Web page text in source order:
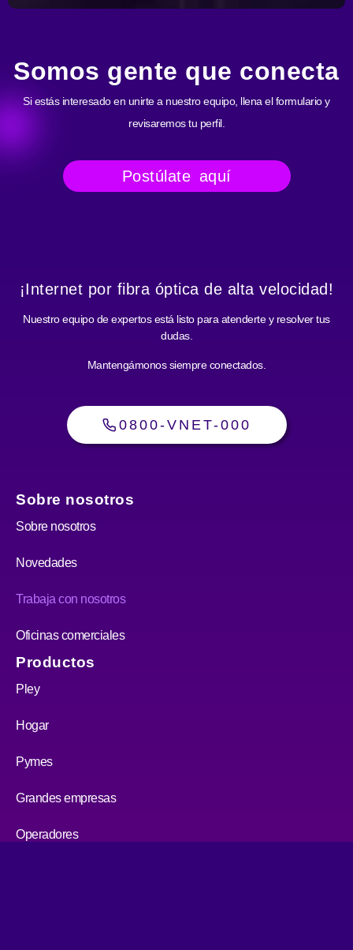
Somos gente que conecta
Si estás interesado en unirte a nuestro equipo, llena el formulario y
revisaremos tu perfil.
Postúlate aquí
¡Internet por fibra óptica de alta velocidad!
Nuestro equipo de expertos está listo para atenderte y resolver tus
dudas.
Mantengámonos siempre conectados.
0800-VNET-000
Sobre nosotros
Sobre nosotros
Novedades
Trabaja con nosotros
Oficinas comerciales
Productos
Pley
Hogar
Pymes
Grandes empresas
Operadores